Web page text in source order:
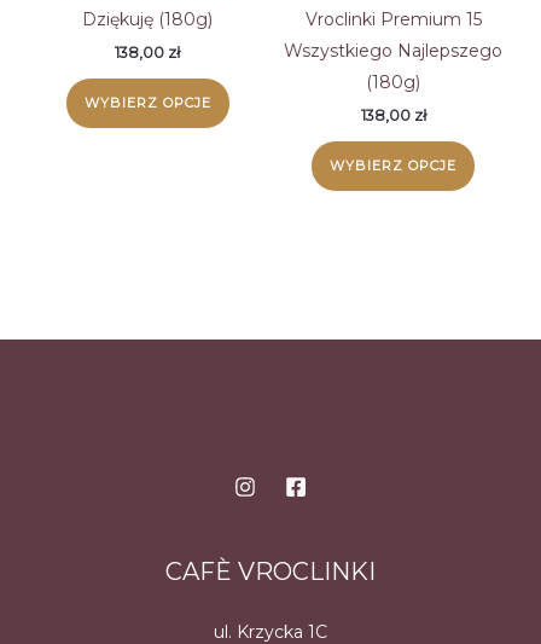
Dziękuję (180g)
138,00 zł
WYBIERZ OPCJE
Vroclinki Premium 15
Wszystkiego Najlepszego
(180g)
138,00 zł
WYBIERZ OPCJE
CAFÈ VROCLINKI
ul. Krzycka 1C